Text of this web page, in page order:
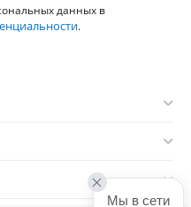
данных в
.
Мы в сети